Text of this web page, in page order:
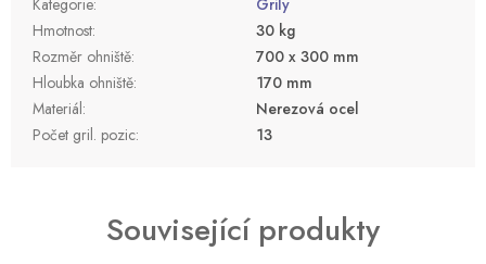
Hmotnost:
30 kg
Rozměr ohniště:
700 x 300 mm
Hloubka ohniště:
170 mm
Materiál:
Nerezová ocel
Počet gril. pozic: 13
Související produkty